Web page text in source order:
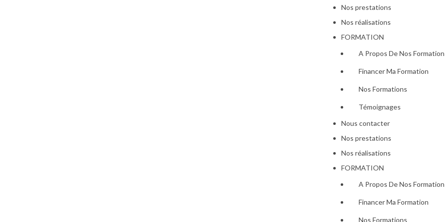
Nos prestations
Nos réalisations
FORMATION
A Propos De Nos
Financer Ma Formation
Nos Formations
Témoignages
Nous contacter
Nos prestations
Nos réalisations
FORMATION
A Propos De Nos
Financer Ma Formation
Nos Formations